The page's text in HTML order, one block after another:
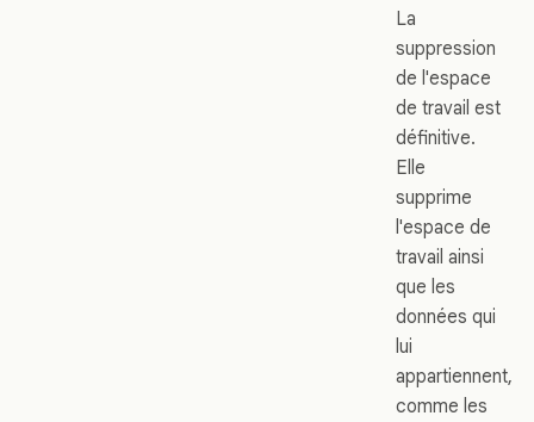
La
suppression
de l'espace
de travail est
définitive.
Elle
supprime
l'espace de
travail ainsi
que les
données qui
lui
appartiennent,
comme les